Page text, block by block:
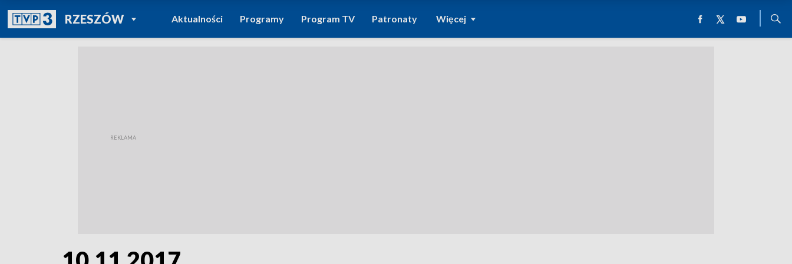
RZESZÓWPOWRÓT DO
TVP REGIONY
Aktualności Programy Program TV Patronaty Więcej